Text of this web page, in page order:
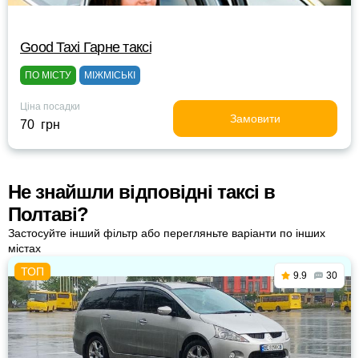
Good Taxi Гарне таксi
ПО МІСТУ МІЖМІСЬКІ
Ціна посадки
70 грн Замовити
Не знайшли відповідні таксі в
Полтаві?
Застосуйте інший фільтр або перегляньте варіанти по інших
містах
9.9 30